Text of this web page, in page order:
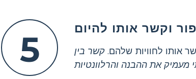
5
וקשר אותו להיום
אותו לחוויות שלהם. קשר בין